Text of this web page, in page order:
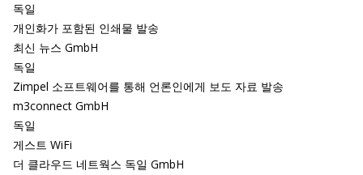
독일
개인화가 포함된 인쇄물 발송
최신 뉴스 GmbH
독일
Zimpel 소프트웨어를 통해 언론인에게 보도 자료 발송
m3connect GmbH
독일
게스트 WiFi
더 클라우드 네트웍스 독일 GmbH